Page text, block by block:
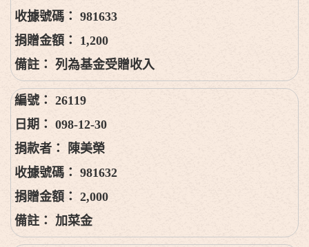
981633
1,200
列為基金受贈收入
26119
098-12-30
陳美榮
981632
2,000
加菜金